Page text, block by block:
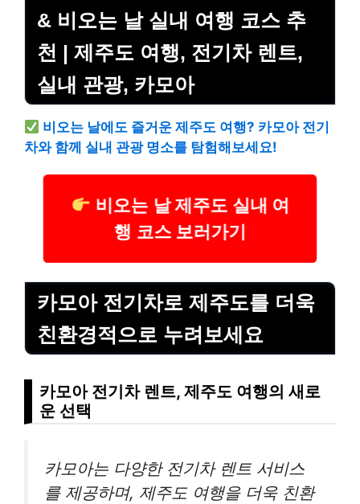
& 비오는 날 실내 여행 코스 추
천 | 제주도 여행, 전기차 렌트,
실내 관광, 카모아
비오는 날에도 즐거운 제주도 여행? 카모아 전기
차와 함께 실내 관광 명소를 탐험해보세요!
비오는 날 제주도 실내 여
행 코스 보러가기
카모아 전기차로 제주도를 더욱
친환경적으로 누려보세요
카모아 전기차 렌트, 제주도 여행의 새로
운 선택
카모아는 다양한 전기차 렌트 서비스
를 제공하며, 제주도 여행을 더욱 친환